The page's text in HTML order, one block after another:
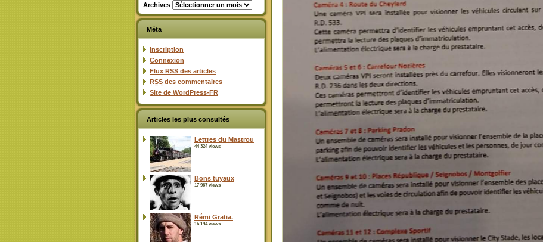
Archives
Méta
Inscription
Connexion
Flux RSS des articles
RSS des commentaires
Site de WordPress-FR
Articles les plus consultés
Lettres du Mastrou
44 324 views
Bons tuyaux
17 967 views
Rémi Gratia.
16 194 views